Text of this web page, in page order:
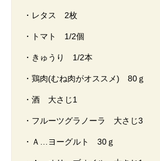
・レタス 2枚
・トマト 1/2個
・きゅうり 1/2本
・鶏肉(むね肉がオススメ) 80ｇ
・酒 大さじ1
・フルーツグラノーラ 大さじ3
・Ａ…ヨーグルト 30ｇ